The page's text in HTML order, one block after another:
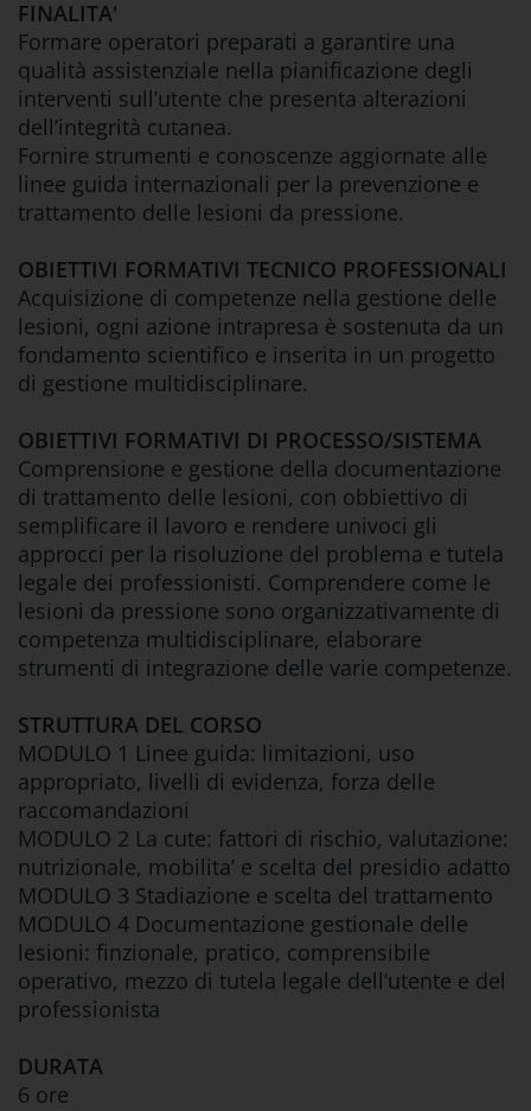
FINALITA'
Formare operatori preparati a garantire una
qualità assistenziale nella pianificazione degli
interventi sull’utente che presenta alterazioni
dell’integrità cutanea.
Fornire strumenti e conoscenze aggiornate alle
linee guida internazionali per la prevenzione e
trattamento delle lesioni da pressione.
OBIETTIVI FORMATIVI TECNICO PROFESSIONALI
Acquisizione di competenze nella gestione delle
lesioni, ogni azione intrapresa è sostenuta da un
fondamento scientifico e inserita in un progetto
di gestione multidisciplinare.
OBIETTIVI FORMATIVI DI PROCESSO/SISTEMA
Comprensione e gestione della documentazione
di trattamento delle lesioni, con obbiettivo di
semplificare il lavoro e rendere univoci gli
approcci per la risoluzione del problema e tutela
legale dei professionisti. Comprendere come le
lesioni da pressione sono organizzativamente di
competenza multidisciplinare, elaborare
strumenti di integrazione delle varie competenze.
STRUTTURA DEL CORSO
MODULO 1 Linee guida: limitazioni, uso
appropriato, livelli di evidenza, forza delle
raccomandazioni
MODULO 2 La cute: fattori di rischio, valutazione:
nutrizionale, mobilita’ e scelta del presidio adatto
MODULO 3 Stadiazione e scelta del trattamento
MODULO 4 Documentazione gestionale delle
lesioni: finzionale, pratico, comprensibile
operativo, mezzo di tutela legale dell’utente e del
professionista
DURATA
6 ore